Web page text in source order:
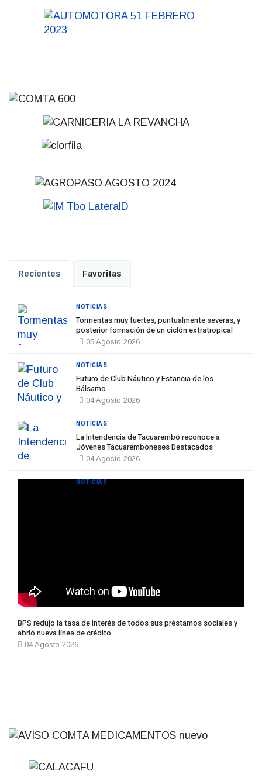
Recientes Favoritas
Tormentas muy fuertes, puntualmente severas, y
posterior formación de un ciclón extratropical
05 Agosto 2026
NOTICIAS
Futuro de Club Náutico y Estancia de los
Bálsamo
04 Agosto 2026
NOTICIAS
La Intendencia de Tacuarembó reconoce a
Jóvenes Tacuaremboneses Destacados
04 Agosto 2026
NOTICIAS
BPS redujo la tasa de interés de todos sus préstamos sociales y
abrió nueva línea de crédito
04 Agosto 2026
NOTICIAS